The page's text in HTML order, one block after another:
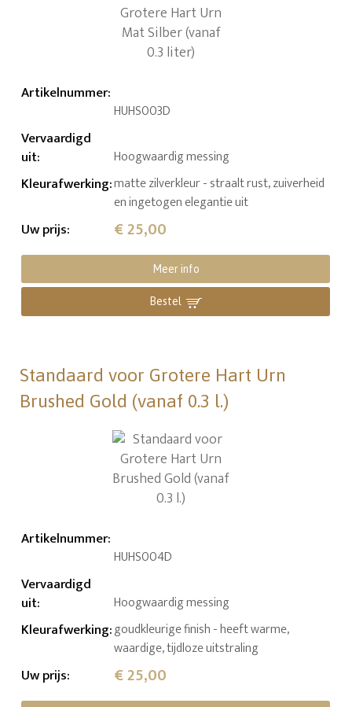
Artikelnummer:
HUHS003D
Vervaardigd
uit: Hoogwaardig messing
Kleurafwerking:matte zilverkleur - straalt rust, zuiverheid
en ingetogen elegantie uit
Uw prijs: € 25,00
Meer info
Bestel
Standaard voor Grotere Hart Urn
Brushed Gold (vanaf 0.3 l.)
Artikelnummer:
HUHS004D
Vervaardigd
uit: Hoogwaardig messing
Kleurafwerking:goudkleurige finish - heeft warme,
waardige, tijdloze uitstraling
Uw prijs: € 25,00